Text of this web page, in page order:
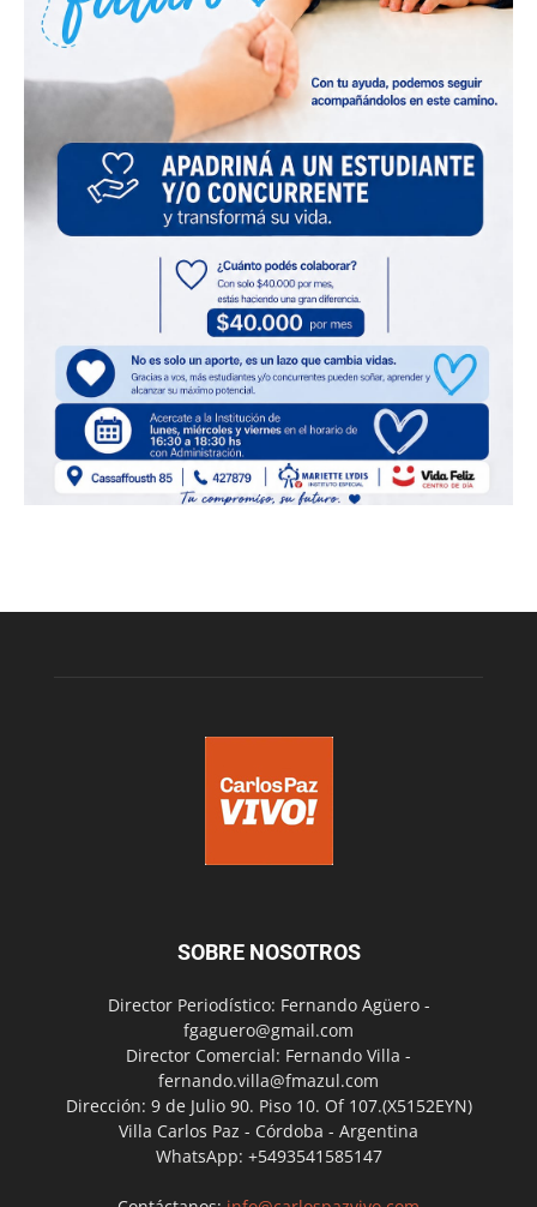
SOBRE NOSOTROS
Director Periodístico: Fernando Agüero -
fgaguero@gmail.com
Director Comercial: Fernando Villa -
fernando.villa@fmazul.com
Dirección: 9 de Julio 90. Piso 10. Of 107.(X5152EYN)
Villa Carlos Paz - Córdoba - Argentina
WhatsApp: +5493541585147